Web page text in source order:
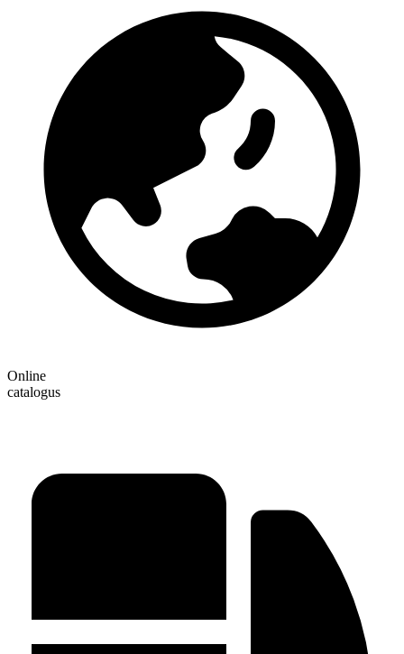
Online
catalogus